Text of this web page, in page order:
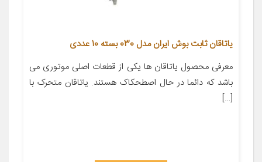
یاتاقان ثابت بوش ایران مدل 030 بسته 10 عددی
معرفی محصول یاتاقان ها یکی از قطعات اصلی موتوری می
باشد که دائما در حال اصطحکاک هستند. یاتاقان متحرک با
[…]